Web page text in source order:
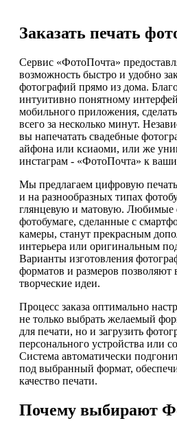
Заказать печать
Сервис «ФотоПочта»
возможность быстро и удобно
фотографий прямо из дома.
интуитивно понятному
мобильного приложения,
всего за несколько минут.
вы напечатать свадебные
айфона или ксиаоми, или же
инстаграм - «ФотоПочта» к
Мы предлагаем цифровую
и на разнообразных типах
глянцевую и матовую. Любимые
фотобумаге, сделанные с
камеры, станут прекрасным
интерьера или оригинальным
Варианты изготовления
форматов и размеров позволяют
творческие идеи.
Процесс заказа оптимально
не только выбрать желаемый
для печати, но и загрузить
персонального устройства или
Система автоматически
под выбранный формат,
качество печати.
Почему выбирают